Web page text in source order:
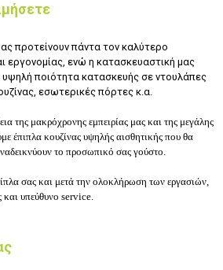
προτείνουν πάντα τον καλύτερο
εργονομίας, ενώ η κατασκευαστική μας
υψηλή ποιότητα κατασκευής σε ντουλάπες
εσωτερικές πόρτες κ.α.
της μακρόχρονης εμπειρίας μας και της μεγάλης
έπιπλα κουζίνας υψηλής αισθητικής που θα
το προσωπικό σας γούστο.
σας και μετά την ολοκλήρωση των εργασιών,
και υπεύθυνο service.